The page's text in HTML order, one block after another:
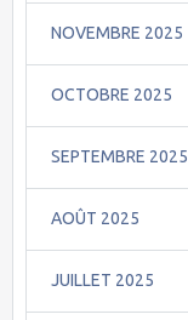
NOVEMBRE 2025
OCTOBRE 2025
SEPTEMBRE 2025
AOÛT 2025
JUILLET 2025